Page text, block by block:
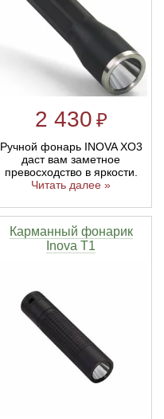
2 430 ₽
Ручной фонарь INOVA XO3
даст вам заметное
превосходство в яркости.
Читать далее »
Карманный фонарик
Inova T1